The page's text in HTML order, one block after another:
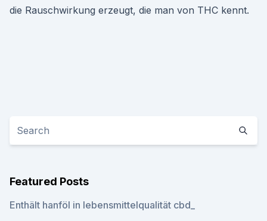
die Rauschwirkung erzeugt, die man von THC kennt.
Featured Posts
Enthält hanföl in lebensmittelqualität cbd_